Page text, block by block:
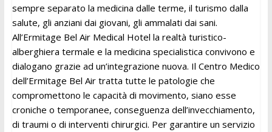
sempre separato la medicina dalle terme, il turismo dalla
salute, gli anziani dai giovani, gli ammalati dai sani.
All’Ermitage Bel Air Medical Hotel la realtà turistico-
alberghiera termale e la medicina specialistica convivono e
dialogano grazie ad un’integrazione nuova. Il Centro Medico
dell’Ermitage Bel Air tratta tutte le patologie che
compromettono le capacità di movimento, siano esse
croniche o temporanee, conseguenza dell’invecchiamento,
di traumi o di interventi chirurgici. Per garantire un servizio